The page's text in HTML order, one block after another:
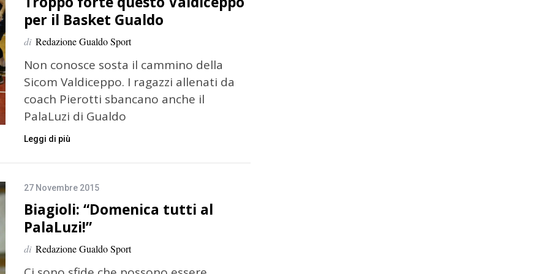
per il Basket Gualdo
di Redazione Gualdo Sport
Non conosce sosta il cammino della
Sicom Valdiceppo. I ragazzi allenati da
coach Pierotti sbancano anche il
PalaLuzi di Gualdo
Leggi di più
27 Novembre 2015
Biagioli: “Domenica tutti al
PalaLuzi!”
di Redazione Gualdo Sport